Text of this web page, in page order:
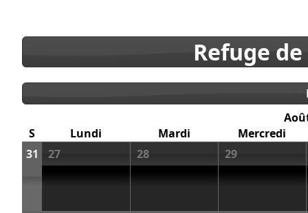
Refuge
S
Lundi Mardi
Mercredi
31
27 28 29